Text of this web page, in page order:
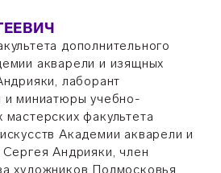
дополнительного
акварели и изящных
лаборант
и миниатюры учебно-
факультета
Академии акварели и
Андрияки, член
художников Подмосковья